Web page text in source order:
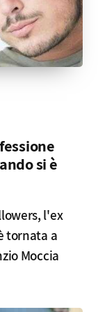
si è
l'ex
tornata a
Moccia